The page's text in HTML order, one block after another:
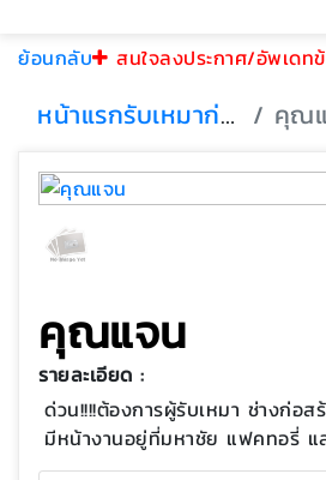
ย้อนกลับ สนใจลงประกาศ/อัพเดท
หน้าแรก รับเหมาก่อสร้าง คุณ
คุณแจน
รายละเอียด :
ด่วน!!!!ต้องการผู้รับเหมา ช่างก่อส
มีหน้างานอยู่ที่มหาชัย แฟคทอรี่ แ